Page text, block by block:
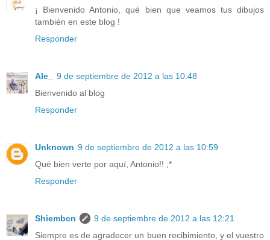
¡ Bienvenido Antonio, qué bien que veamos tus dibujos
también en este blog !
Responder
Ale_
9 de septiembre de 2012 a las 10:48
Bienvenido al blog
Responder
Unknown 9 de septiembre de 2012 a las 10:59
Qué bien verte por aquí, Antonio!! ;*
Responder
Shiembcn
9 de septiembre de 2012 a las 12:21
Siempre es de agradecer un buen recibimiento, y el vuestro